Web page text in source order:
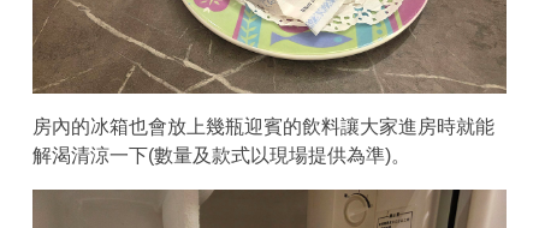
房內的冰箱也會放上幾瓶迎賓的飲料讓大家進房時就能
解渴清涼一下(數量及款式以現場提供為準)。